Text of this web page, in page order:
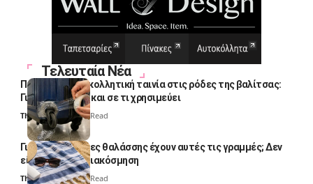
Τελευταία Νέα
Πολλοί βάζουν κολλητική ταινία στις ρόδες της βαλίτσας:
Γιατί το κάνουν και σε τι χρησιμεύει
Thali Ombre 4 Min Read
Γιατί οι πετσέτες θαλάσσης έχουν αυτές τις γραμμές; Δεν
είναι μόνο για διακόσμηση
Thali Ombre5 Min Read